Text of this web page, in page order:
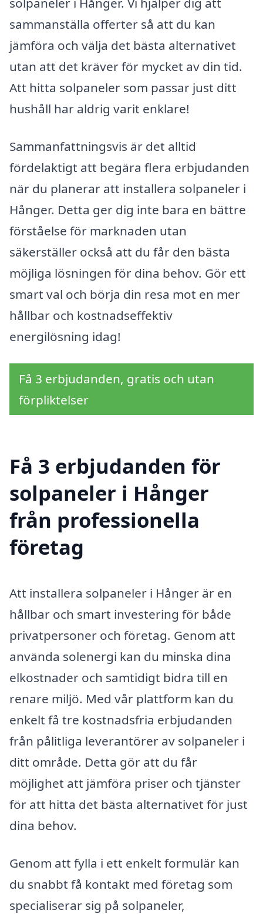
sammanställa offerter så att du kan
jämföra och välja det bästa alternativet
utan att det kräver för mycket av din tid.
Att hitta solpaneler som passar just ditt
hushåll har aldrig varit enklare!
Sammanfattningsvis är det alltid
fördelaktigt att begära flera erbjudanden
när du planerar att installera solpaneler i
Hånger. Detta ger dig inte bara en bättre
förståelse för marknaden utan
säkerställer också att du får den bästa
möjliga lösningen för dina behov. Gör ett
smart val och börja din resa mot en mer
hållbar och kostnadseffektiv
energilösning idag!
Få 3 erbjudanden, gratis och utan
förpliktelser
Få 3 erbjudanden för
solpaneler i Hånger
från professionella
företag
Att installera solpaneler i Hånger är en
hållbar och smart investering för både
privatpersoner och företag. Genom att
använda solenergi kan du minska dina
elkostnader och samtidigt bidra till en
renare miljö. Med vår plattform kan du
enkelt få tre kostnadsfria erbjudanden
från pålitliga leverantörer av solpaneler i
ditt område. Detta gör att du får
möjlighet att jämföra priser och tjänster
för att hitta det bästa alternativet för just
dina behov.
Genom att fylla i ett enkelt formulär kan
du snabbt få kontakt med företag som
specialiserar sig på solpaneler,